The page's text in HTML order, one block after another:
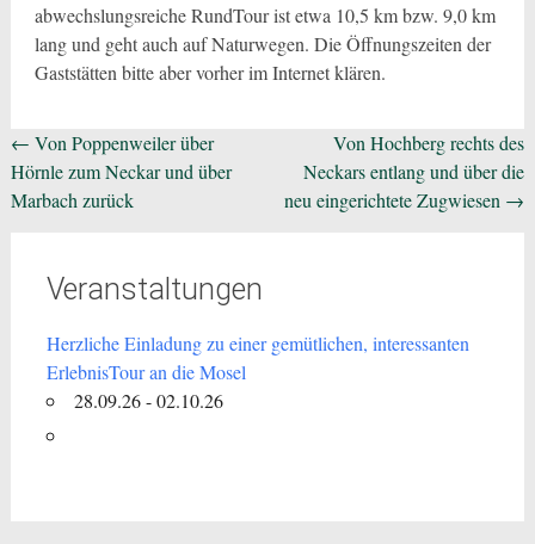
abwechslungsreiche RundTour ist etwa 10,5 km bzw. 9,0 km
lang und geht auch auf Naturwegen. Die Öffnungszeiten der
Gaststätten bitte aber vorher im Internet klären.
Beitragsnavigation
← Von Poppenweiler über
Hörnle zum Neckar und über
Marbach zurück
Von Hochberg rechts des
Neckars entlang und über die
neu eingerichtete Zugwiesen →
Veranstaltungen
Herzliche Einladung zu einer gemütlichen, interessanten
ErlebnisTour an die Mosel
28.09.26 - 02.10.26